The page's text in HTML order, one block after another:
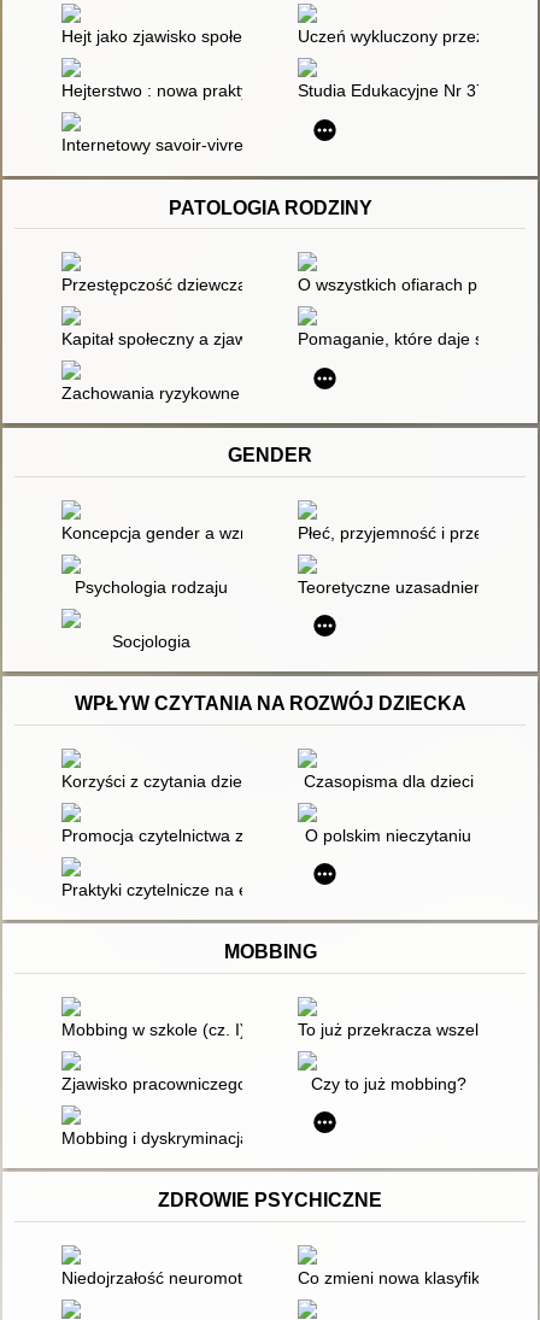
Hejt jako zjawisko społeczne zaprzeczające grzeczności
Uczeń wykluczony przez hejt
Hejterstwo : nowa praktyka kulturowa? : geneza, przypadki,
Studia Edukacyjne Nr 37/2015
Internetowy savoir-vivre, czyli jak wskoczyć na wyższy
PATOLOGIA RODZINY
Przestępczość dziewcząt : rodzaje i uwarunkowania
O wszystkich ofiarach
Kapitał społeczny a zjawiska patologii społecznej w wielkim
Pomaganie, które daje siłę
Zachowania ryzykowne nastolatków : nowa jakość ryzyka -
GENDER
Koncepcja gender a wzrost gospodarczyPłeć, przyjemność i przemoc :
Psychologia rodzaju Teoretyczne uzasadnienia
Socjologia
WPŁYW CZYTANIA NA ROZWÓJ DZIECKA
Korzyści z czytania dzieciom na głosCzasopisma dla dzieci
Promocja czytelnictwa z wykorzystaniem narzędzi TIK
O polskim nieczytaniu
Praktyki czytelnicze na ekranie - wyniki badania czytelnictwa
MOBBING
Mobbing w szkole (cz. I) To już przekracza wszelkie
Zjawisko pracowniczego mobbingu w szkole
Czy to już mobbing?
Mobbing i dyskryminacja w miejscu pracy
ZDROWIE PSYCHICZNE
Niedojrzałość neuromotoryczna dzieci i dorosłych : Testy
Co zmieni nowa klasyfikacja